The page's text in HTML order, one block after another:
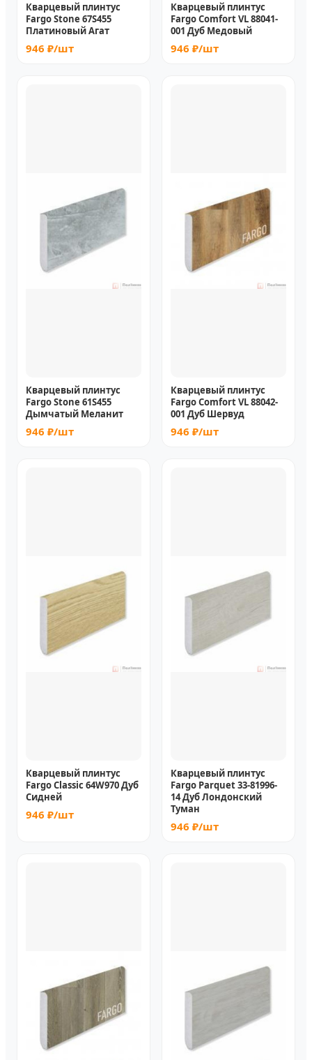
Кварцевый плинтус
Fargo Stone 67S455
Платиновый Агат
946 ₽/шт
Кварцевый плинтус
Fargo Comfort VL 88041-
001 Дуб Медовый
946 ₽/шт
Кварцевый плинтус
Fargo Stone 61S455
Дымчатый Меланит
946 ₽/шт
Кварцевый плинтус
Fargo Comfort VL 88042-
001 Дуб Шервуд
946 ₽/шт
Кварцевый плинтус
Fargo Classic 64W970 Дуб
Сидней
946 ₽/шт
Кварцевый плинтус
Fargo Parquet 33-81996-
14 Дуб Лондонский
Туман
946 ₽/шт